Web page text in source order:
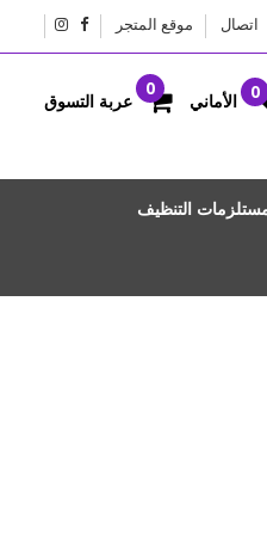
اتصال موقع المتجر
التنظيف
الأماني عربة التسوق